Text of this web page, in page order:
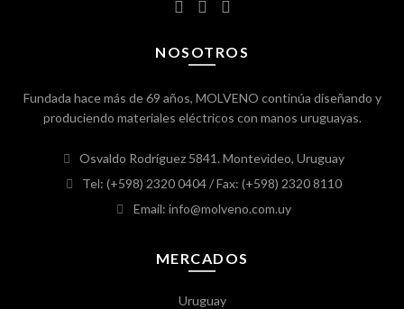
NOSOTROS
Fundada hace más de 69 años, MOLVENO continúa diseñando y
produciendo materiales eléctricos con manos uruguayas.
Osvaldo Rodríguez 5841. Montevideo, Uruguay
Tel: (+598) 2320 0404/ Fax: (+598) 2320 8110
Email: info@molveno.com.uy
MERCADOS
Uruguay